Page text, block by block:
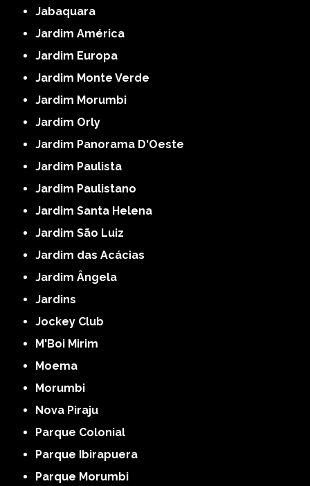
Jabaquara
Jardim América
Jardim Europa
Jardim Monte Verde
Jardim Morumbi
Jardim Orly
Jardim Panorama D'Oeste
Jardim Paulista
Jardim Paulistano
Jardim Santa Helena
Jardim São Luiz
Jardim das Acácias
Jardim Ângela
Jardins
Jockey Club
M'Boi Mirim
Moema
Morumbi
Nova Piraju
Parque Colonial
Parque Ibirapuera
Parque Morumbi